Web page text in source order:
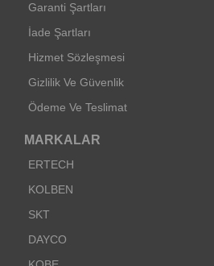
Garanti Şartları
İade Şartları
Hizmet Sözleşmesi
Gizlilik Ve Güvenlik
Ödeme Ve Teslimat
MARKALAR
ERTECH
KOLBEN
SKT
DAYCO